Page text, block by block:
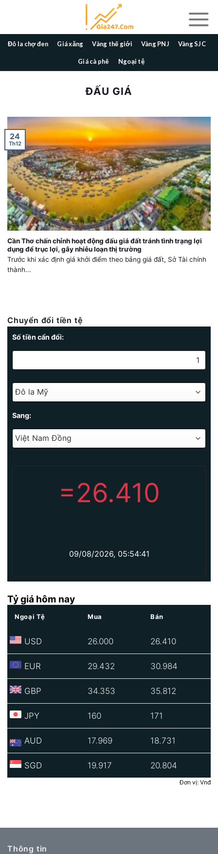
Đô la chợ đen Giá xăng Vàng thế giới Vàng PNJ Vàng SJC
Giá cà phê Ngoại tệ
ĐẤU GIÁ
Cần Thơ chấn chỉnh hoạt động đấu giá đất tránh tình trạng lợi
dụng để trục lợi, gây nhiễu loạn thị trường
Trước khi xác định giá khởi điểm theo bảng giá đất, Sở Tài chính
thành...
24
Th12
Chuyển đổi tiền tệ
Số tiền cẩn đổi:
Sang:
=26.410
09/08/2026, 05:54:41
Tỷ giá hôm nay
Ngoại Tệ Mua Bán
USD 26.000 26.410
EUR 29.432 30.984
GBP 34.353 35.812
JPY 160 171
AUD 17.969 18.731
SGD 19.917 20.804
Đơn vị: Vnđ
Thông tin